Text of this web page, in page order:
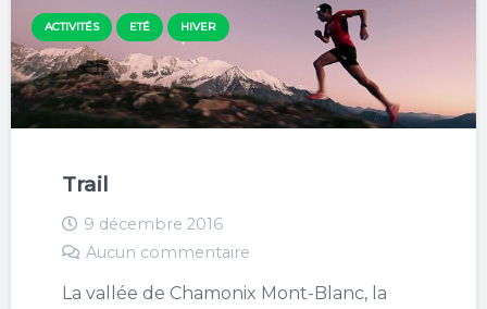
ACTIVITÉS ETÉ HIVER
Trail
9 décembre 2016
Aucun commentaire
La vallée de Chamonix Mont-Blanc, la